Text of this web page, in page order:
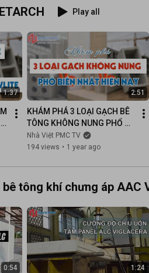
Play all
1:37 2:51
KHÁM PHÁ 3 LOẠI GẠCH BÊ
TÔNG KHÔNG NUNG PHỔ
BIẾN NHẤT 2025: ƯU NHƯỢC
ĐIỂM CHI TIẾT
Nhà Việt PMC TV
194 views • 1 year ago
tông khí chưng áp AAC
0:54 1:24